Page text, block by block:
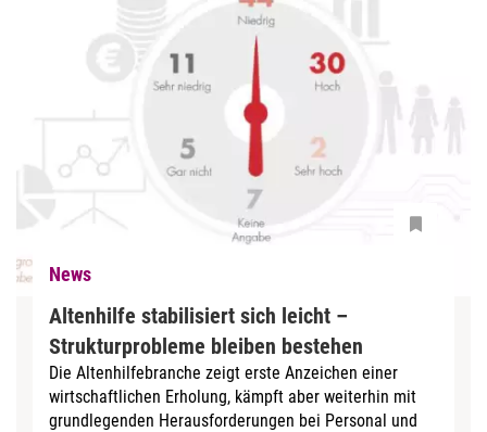
News
Altenhilfe stabilisiert sich leicht –
Strukturprobleme bleiben bestehen
Die Altenhilfebranche zeigt erste Anzeichen einer
wirtschaftlichen Erholung, kämpft aber weiterhin mit
grundlegenden Herausforderungen bei Personal und